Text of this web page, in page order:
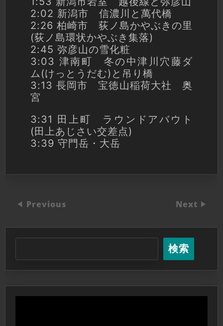
2:02 新潟市 信濃川と萬代橋
2:26 柏崎市 荻ノ島かやぶきの里
(荻ノ島環状かやぶき集落)
2:45 弥彦山の雪化粧
3:03 津南町 冬の中津川穴藤ダ
ム(けっとうだむ)と吊り橋
3:13 長岡市 宝徳山稲荷大社 奥
宮
3:31 田上町 ラウンドアバウト
(田上あじさい交差点)
3:39 守門岳・大岳
Previous Next
検索